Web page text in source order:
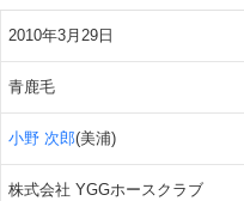
2010年3月29日
青鹿毛
小野 次郎(美浦)
株式会社 YGGホースクラブ